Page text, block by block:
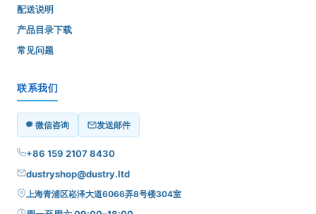
配送说明
产品目录下载
常见问题
联系我们
微信咨询 发送邮件
+86 159 2107 8430
dustryshop@dustry.ltd
上海青浦区崧泽大道6066弄8号楼304室